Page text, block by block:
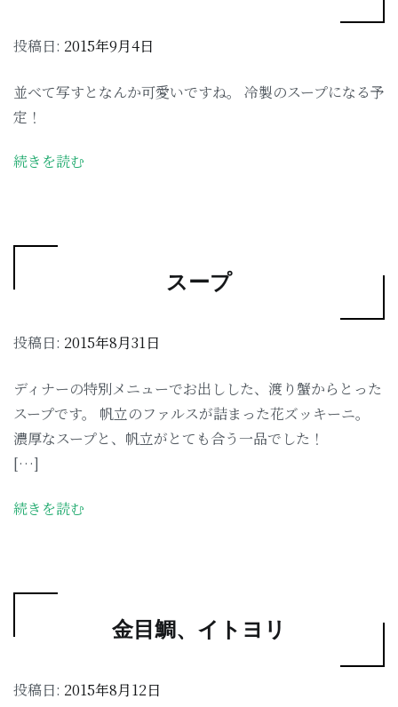
投稿日: 2015年9月4日
並べて写すとなんか可愛いですね。 冷製のスープになる予
定！
続きを読む
スープ
投稿日: 2015年8月31日
ディナーの特別メニューでお出しした、渡り蟹からとった
スープです。 帆立のファルスが詰まった花ズッキーニ。
濃厚なスープと、帆立がとても合う一品でした！
[…]
続きを読む
金目鯛、イトヨリ
投稿日: 2015年8月12日